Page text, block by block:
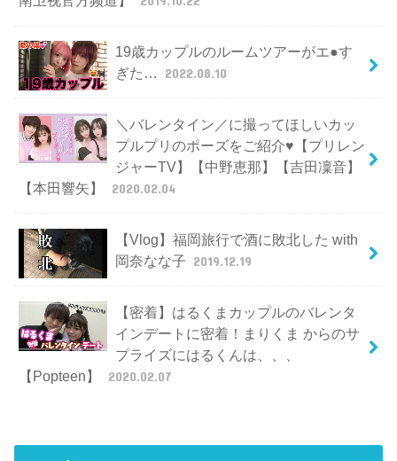
19歳カップルのルームツアーがエ●す
ぎた…
2022.08.10
＼バレンタイン／に撮ってほしいカッ
プルプリのポーズをご紹介♥【プリレン
ジャーTV】【中野恵那】【吉田凜音】
【本田響矢】
2020.02.04
【Vlog】福岡旅行で酒に敗北した with
岡奈なな子 2019.12.19
【密着】はるくまカップルのバレンタ
インデートに密着！まりくま からのサ
プライズにはるくんは、、、
【Popteen】
2020.02.07